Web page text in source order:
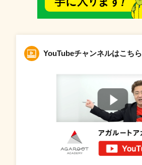
YouTubeチャンネルはこちら